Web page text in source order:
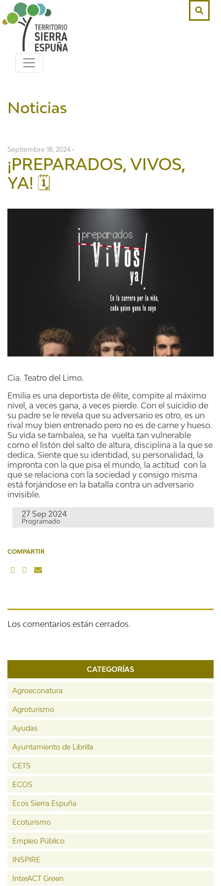
Noticias
Septiembre 18, 2024 •
¡PREPARADOS, VIVOS,
YA! 🗓
Cia. Teatro del Limo.
Emilia es una deportista de élite, compite al máximo
nivel, a veces gana, a veces pierde. Con el suicidio de
su padre se le revela que su adversario es otro, es un
rival muy bien entrenado pero no es de carne y hueso.
Su vida se tambalea, se ha vuelta tan vulnerable
como el listón del salto de altura, disciplina a la que se
dedica. Siente que su identidad, su personalidad, la
impronta con la que pisa el mundo, la actitud con la
que se relaciona con la sociedad y consigo misma
está forjándose en la batalla contra un adversario
invisible.
27 Sep 2024
Programado
COMPARTIR
Los comentarios están cerrados.
CATEGORÍAS
Agroeconatura
Agroturismo
Ayudas
Ayuntamiento de Librilla
CETS
ECOS
Ecos Sierra Espuña
Ecoturismo
Empleo Público
INSPIRE
InterACT Green